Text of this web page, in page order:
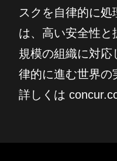
スクを自律的に
は、高い安全性と
規模の組織に対応
律的に進む世界の
詳しくは